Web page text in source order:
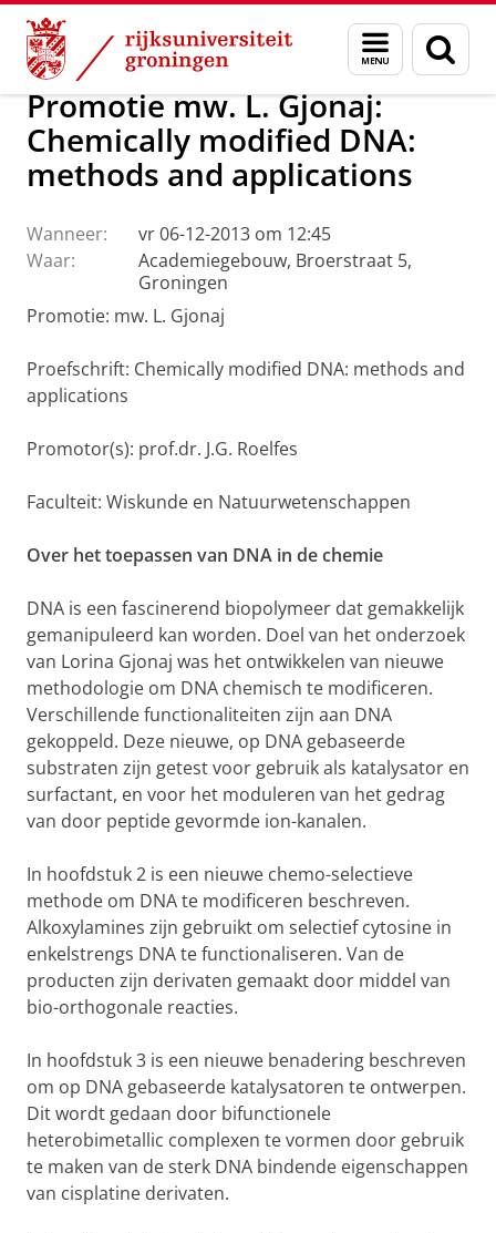
Skip
Content
Skip
Navigation
Menu
en
zoeken
Over ons Actueel Nieuws
Promotie mw. L. Gjonaj:
Chemically modified DNA:
methods and applications
Wanneer:
vr 06-12-2013 om 12:45
Waar:
Academiegebouw, Broerstraat 5,
Groningen
Promotie: mw. L. Gjonaj
Proefschrift: Chemically modified DNA: methods and
applications
Promotor(s): prof.dr. J.G. Roelfes
Faculteit: Wiskunde en Natuurwetenschappen
Over het toepassen van DNA in de chemie
DNA is een fascinerend biopolymeer dat gemakkelijk
gemanipuleerd kan worden. Doel van het onderzoek
van Lorina Gjonaj was het ontwikkelen van nieuwe
methodologie om DNA chemisch te modificeren.
Verschillende functionaliteiten zijn aan DNA
gekoppeld. Deze nieuwe, op DNA gebaseerde
substraten zijn getest voor gebruik als katalysator en
surfactant, en voor het moduleren van het gedrag
van door peptide gevormde ion-kanalen.
In hoofdstuk 2 is een nieuwe chemo-selectieve
methode om DNA te modificeren beschreven.
Alkoxylamines zijn gebruikt om selectief cytosine in
enkelstrengs DNA te functionaliseren. Van de
producten zijn derivaten gemaakt door middel van
bio-orthogonale reacties.
In hoofdstuk 3 is een nieuwe benadering beschreven
om op DNA gebaseerde katalysatoren te ontwerpen.
Dit wordt gedaan door bifunctionele
heterobimetallic complexen te vormen door gebruik
te maken van de sterk DNA bindende eigenschappen
van cisplatine derivaten.